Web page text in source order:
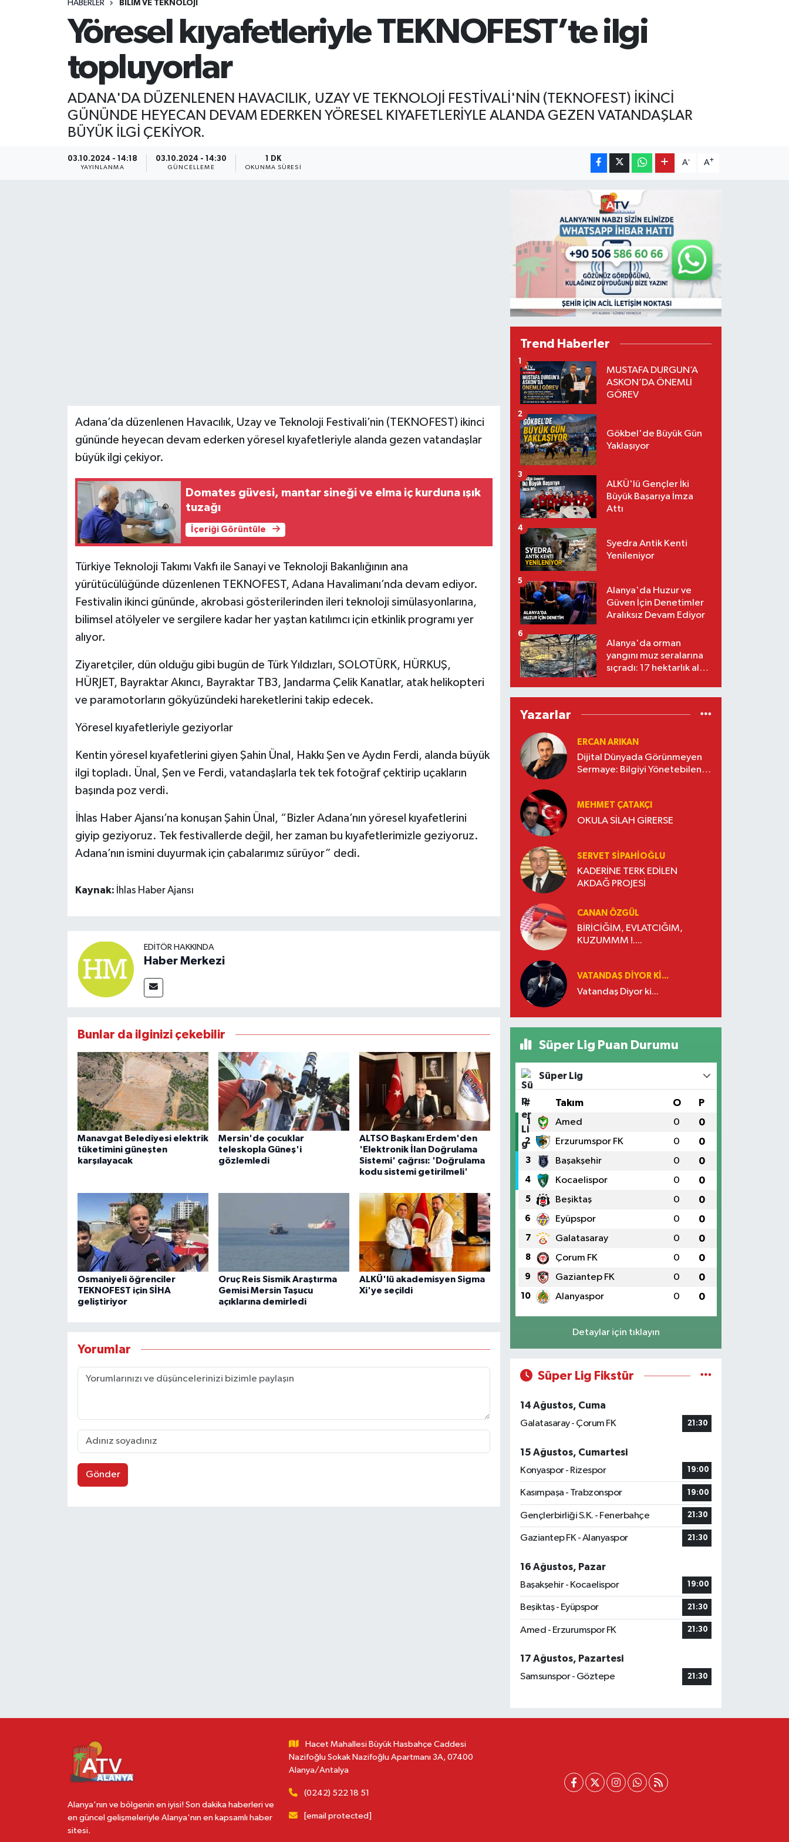
HABERLER BİLİM VE TEKNOLOJİ
Yöresel kıyafetleriyle TEKNOFEST’te ilgi
topluyorlar
ADANA'DA DÜZENLENEN HAVACILIK, UZAY VE TEKNOLOJİ FESTİVALİ'NİN (TEKNOFEST) İKİNCİ
GÜNÜNDE HEYECAN DEVAM EDERKEN YÖRESEL KIYAFETLERİYLE ALANDA GEZEN VATANDAŞLAR
BÜYÜK İLGİ ÇEKİYOR.
03.10.2024 - 14:18
YAYINLANMA
03.10.2024 - 14:30
GÜNCELLEME
1 DK
OKUNMA SÜRESI
A- A+
Adana’da düzenlenen Havacılık, Uzay ve Teknoloji Festivali’nin (TEKNOFEST) ikinci
gününde heyecan devam ederken yöresel kıyafetleriyle alanda gezen vatandaşlar
büyük ilgi çekiyor.
Domates güvesi, mantar sineği ve elma iç kurduna ışık
tuzağı
İçeriği Görüntüle
Türkiye Teknoloji Takımı Vakfı ile Sanayi ve Teknoloji Bakanlığının ana
yürütücülüğünde düzenlenen TEKNOFEST, Adana Havalimanı’nda devam ediyor.
Festivalin ikinci gününde, akrobasi gösterilerinden ileri teknoloji simülasyonlarına,
bilimsel atölyeler ve sergilere kadar her yaştan katılımcı için etkinlik programı yer
alıyor.
Ziyaretçiler, dün olduğu gibi bugün de Türk Yıldızları, SOLOTÜRK, HÜRKUŞ,
HÜRJET, Bayraktar Akıncı, Bayraktar TB3, Jandarma Çelik Kanatlar, atak helikopteri
ve paramotorların gökyüzündeki hareketlerini takip edecek.
Yöresel kıyafetleriyle geziyorlar
Kentin yöresel kıyafetlerini giyen Şahin Ünal, Hakkı Şen ve Aydın Ferdi, alanda büyük
ilgi topladı. Ünal, Şen ve Ferdi, vatandaşlarla tek tek fotoğraf çektirip uçakların
başında poz verdi.
İhlas Haber Ajansı’na konuşan Şahin Ünal, “Bizler Adana’nın yöresel kıyafetlerini
giyip geziyoruz. Tek festivallerde değil, her zaman bu kıyafetlerimizle geziyoruz.
Adana’nın ismini duyurmak için çabalarımız sürüyor” dedi.
Kaynak: İhlas Haber Ajansı
EDITÖR HAKKINDA
Haber Merkezi
Bunlar da ilginizi çekebilir
Manavgat Belediyesi elektrik
tüketimini güneşten
karşılayacak
Mersin'de çocuklar
teleskopla Güneş'i
gözlemledi
ALTSO Başkanı Erdem'den
'Elektronik İlan Doğrulama
Sistemi' çağrısı: 'Doğrulama
kodu sistemi getirilmeli'
Osmaniyeli öğrenciler
TEKNOFEST için SİHA
geliştiriyor
Oruç Reis Sismik Araştırma
Gemisi Mersin Taşucu
açıklarına demirledi
ALKÜ'lü akademisyen Sigma
Xi'ye seçildi
Yorumlar
Gönder
Trend Haberler
MUSTAFA DURGUN’A
ASKON’DA ÖNEMLİ
GÖREV
1
Gökbel'de Büyük Gün
Yaklaşıyor
2
ALKÜ'lü Gençler İki
Büyük Başarıya İmza
Attı
3
Syedra Antik Kenti
Yenileniyor
4
Alanya'da Huzur ve
Güven İçin Denetimler
Aralıksız Devam Ediyor
5
Alanya'da orman
yangını muz seralarına
sıçradı: 17 hektarlık alan
6
Yazarlar
ERCAN ARIKAN
Dijital Dünyada Görünmeyen
Sermaye: Bilgiyi Yönetebilen
MEHMET ÇATAKÇI
OKULA SİLAH GİRERSE
SERVET SİPAHİOĞLU
KADERİNE TERK EDİLEN
AKDAĞ PROJESİ
CANAN ÖZGÜL
BİRİCİĞİM, EVLATCIĞIM,
KUZUMMM !....
VATANDAŞ DIYOR KI...
Vatandaş Diyor ki...
Süper Lig Puan Durumu
Süper Lig
# Takım O P
1 Amed 0 0
2 Erzurumspor FK 0 0
3 Başakşehir 0 0
4 Kocaelispor 0 0
5 Beşiktaş 0 0
6 Eyüpspor 0 0
7 Galatasaray 0 0
8 Çorum FK 0 0
9 Gaziantep FK 0 0
10 Alanyaspor 0 0
Detaylar için tıklayın
Süper Lig Fikstür
14 Ağustos, Cuma
Galatasaray - Çorum FK
21:30
15 Ağustos, Cumartesi
Konyaspor - Rizespor
19:00
Kasımpaşa - Trabzonspor 19:00
Gençlerbirliği S.K. - Fenerbahçe 21:30
Gaziantep FK - Alanyaspor 21:30
16 Ağustos, Pazar
Başakşehir - Kocaelispor
19:00
Beşiktaş - Eyüpspor 21:30
Amed - Erzurumspor FK 21:30
17 Ağustos, Pazartesi
Samsunspor - Göztepe
21:30
Alanya'nın ve bölgenin en iyisi! Son dakika haberleri ve
en güncel gelişmeleriyle Alanya'nın en kapsamlı haber
sitesi.
Hacet Mahallesi Büyük Hasbahçe Caddesi
Nazifoğlu Sokak Nazifoğlu Apartmanı 3A, 07400
Alanya/Antalya
(0242) 522 18 51
[email protected]